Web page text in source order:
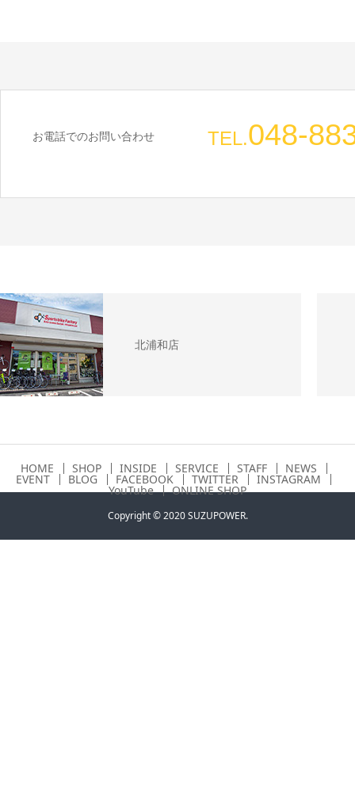
お電話でのお問い合わせ TEL.048-
北浦和店
HOME SHOP INSIDE SERVICE STAFF NEWS
EVENT BLOG FACEBOOK TWITTER INSTAGRAM
YouTube ONLINE SHOP
Copyright © 2020 SUZUPOWER.